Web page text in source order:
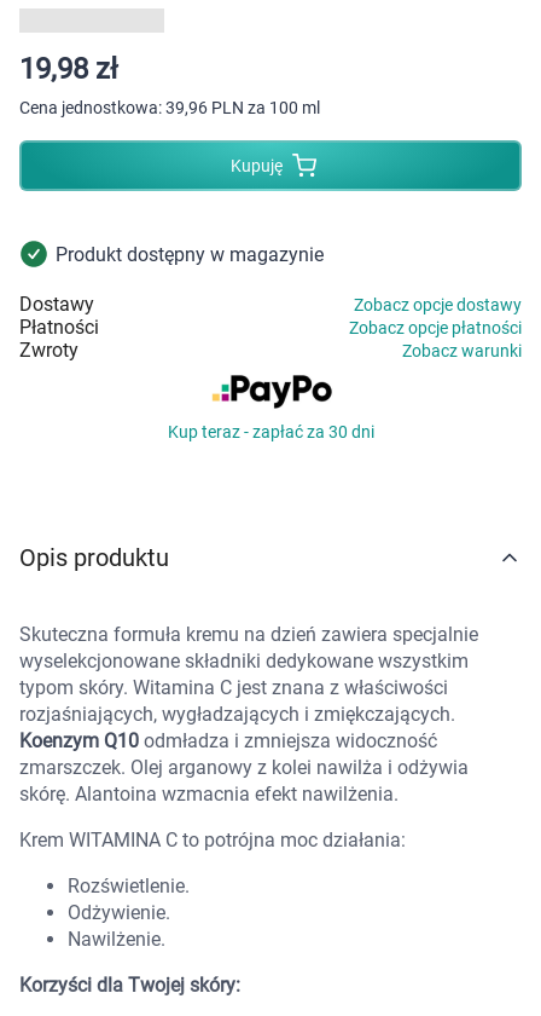
Kosmetyki
Mężczyzna
Zdrowy styl życia
Zabawki
Sprzęt medyczny
Grupy produktowe
19,98 zł
Cena jednostkowa:39,96 PLN za 100 ml
Kupuję
Produkt dostępny w magazynie
Dostawy Zobacz opcje dostawy
Płatności Zobacz opcje płatności
Zwroty Zobacz warunki
Kup teraz - zapłać za 30 dni
Opis produktu
Skuteczna formuła kremu na dzień zawiera specjalnie
wyselekcjonowane składniki dedykowane wszystkim
typom skóry. Witamina C jest znana z właściwości
rozjaśniających, wygładzających i zmiękczających.
Koenzym Q10 odmładza i zmniejsza widoczność
zmarszczek. Olej arganowy z kolei nawilża i odżywia
skórę. Alantoina wzmacnia efekt nawilżenia.
Krem WITAMINA C to potrójna moc działania:
Rozświetlenie.
Odżywienie.
Nawilżenie.
Korzyści dla Twojej skóry: